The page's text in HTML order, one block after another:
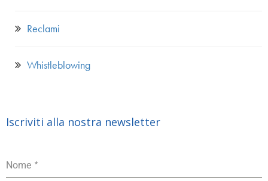
Reclami
Whistleblowing
Iscriviti alla nostra newsletter
Nome *